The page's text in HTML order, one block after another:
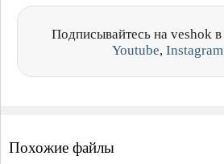
Подписывайтесь на veshok в
Youtube, Instagram
Похожие файлы